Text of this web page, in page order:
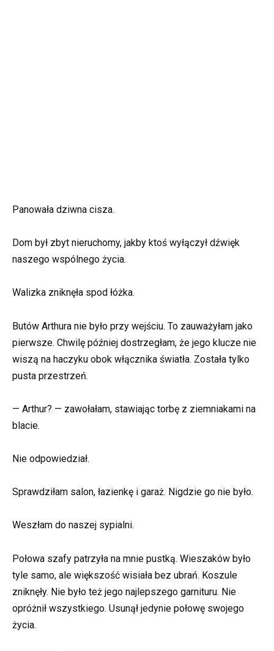
Panowała dziwna cisza.
Dom był zbyt nieruchomy, jakby ktoś wyłączył dźwięk
naszego wspólnego życia.
Walizka zniknęła spod łóżka.
Butów Arthura nie było przy wejściu. To zauważyłam jako
pierwsze. Chwilę później dostrzegłam, że jego klucze nie
wiszą na haczyku obok włącznika światła. Została tylko
pusta przestrzeń.
— Arthur? — zawołałam, stawiając torbę z ziemniakami na
blacie.
Nie odpowiedział.
Sprawdziłam salon, łazienkę i garaż. Nigdzie go nie było.
Weszłam do naszej sypialni.
Połowa szafy patrzyła na mnie pustką. Wieszaków było
tyle samo, ale większość wisiała bez ubrań. Koszule
zniknęły. Nie było też jego najlepszego garnituru. Nie
opróżnił wszystkiego. Usunął jedynie połowę swojego
życia.